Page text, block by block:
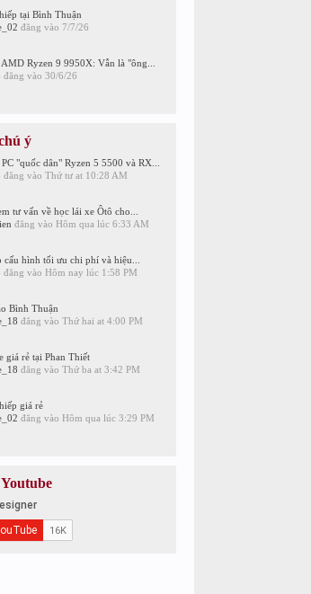
tại Bình Thuận
đăng vào 7/7/26
Ryzen 9 9950X: Vẫn là "ông...
đăng vào 30/6/26
ý
"quốc dân" Ryzen 5 5500 và RX...
đăng vào Thứ tư at 10:28 AM
tư vấn về học lái xe Ôtô cho...
đăng vào Hôm qua lúc 6:33 AM
cấu hình tối ưu chi phí và hiệu...
đăng vào Hôm nay lúc 1:58 PM
Bình Thuận
đăng vào Thứ hai at 4:00 PM
giá rẻ tại Phan Thiết
đăng vào Thứ ba at 3:42 PM
giá rẻ
đăng vào Hôm qua lúc 3:29 PM